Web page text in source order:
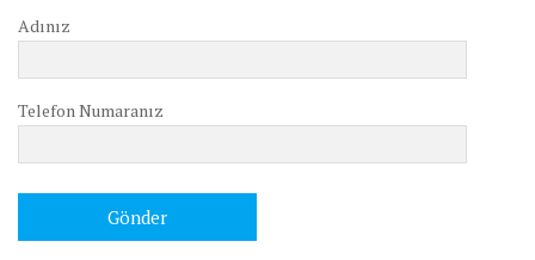
Adınız
Telefon Numaranız